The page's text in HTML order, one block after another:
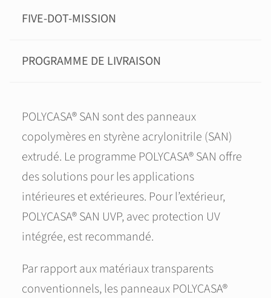
FIVE-DOT-MISSION
PROGRAMME DE LIVRAISON
POLYCASA® SAN sont des panneaux
copolymères en styrène acrylonitrile (SAN)
extrudé. Le programme POLYCASA® SAN offre
des solutions pour les applications
intérieures et extérieures. Pour l’extérieur,
POLYCASA® SAN UVP, avec protection UV
intégrée, est recommandé.
Par rapport aux matériaux transparents
conventionnels, les panneaux POLYCASA®